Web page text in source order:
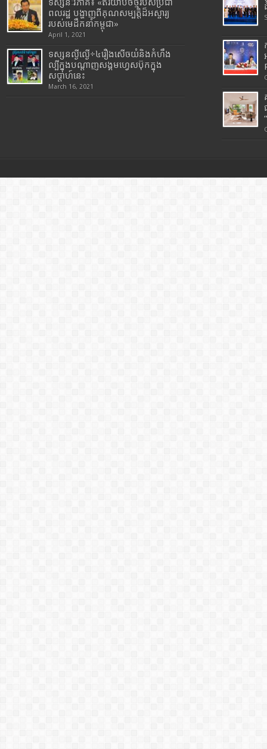
ទស្សនៈវិភាគ៖ «ឥរិយាបថថ្មីរបស់ប្រជា
ពលរដ្ឋ បង្ហាញពីគុណសម្បត្តិដ៏អស្ចារ្យ
របស់មេដឹកនាំកម្ពុជា»
April 1, 2021
ទស្សនល្ងីល្ងើ÷៤រឿងសើចយំនិងកំហឹង
ល្បីក្នុងបណ្តាញសង្គមហ្វេសប៊ុកក្នុង
សប្តាហ៍នេះ
March 16, 2021